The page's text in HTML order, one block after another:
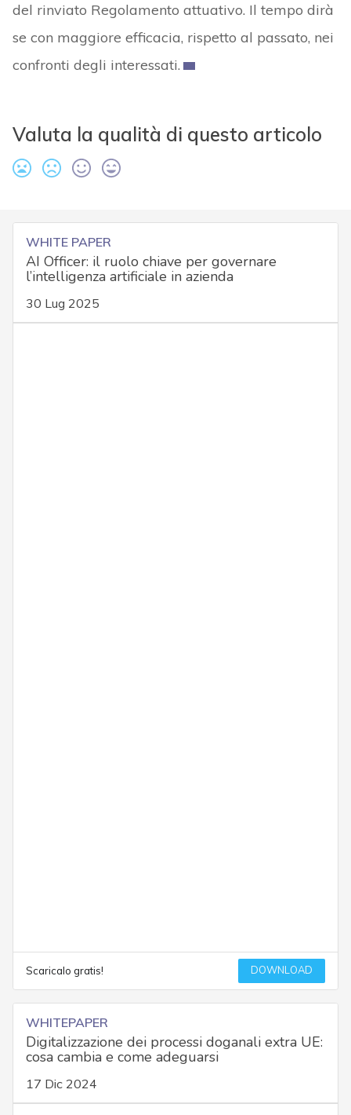
del rinviato Regolamento attuativo. Il tempo dirà
se con maggiore efficacia, rispetto al passato, nei
confronti degli interessati.
Valuta la qualità di questo articolo
WHITE PAPER
AI Officer: il ruolo chiave per governare
l’intelligenza artificiale in azienda
30 Lug 2025
Scaricalo gratis! DOWNLOAD
WHITEPAPER
Digitalizzazione dei processi doganali extra UE:
cosa cambia e come adeguarsi
17 Dic 2024